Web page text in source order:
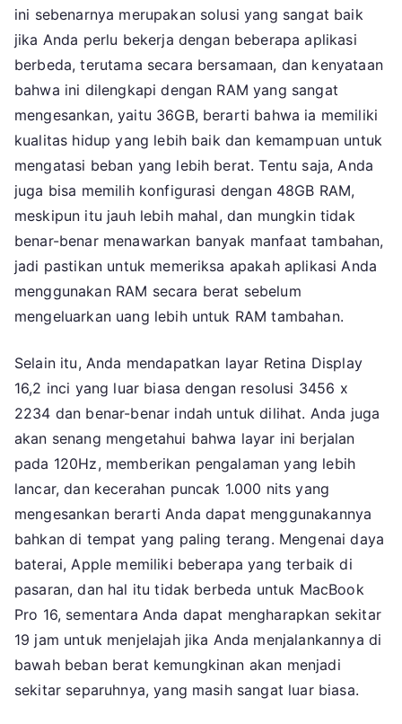
ini sebenarnya merupakan solusi yang sangat baik
jika Anda perlu bekerja dengan beberapa aplikasi
berbeda, terutama secara bersamaan, dan kenyataan
bahwa ini dilengkapi dengan RAM yang sangat
mengesankan, yaitu 36GB, berarti bahwa ia memiliki
kualitas hidup yang lebih baik dan kemampuan untuk
mengatasi beban yang lebih berat. Tentu saja, Anda
juga bisa memilih konfigurasi dengan 48GB RAM,
meskipun itu jauh lebih mahal, dan mungkin tidak
benar-benar menawarkan banyak manfaat tambahan,
jadi pastikan untuk memeriksa apakah aplikasi Anda
menggunakan RAM secara berat sebelum
mengeluarkan uang lebih untuk RAM tambahan.
Selain itu, Anda mendapatkan layar Retina Display
16,2 inci yang luar biasa dengan resolusi 3456 x
2234 dan benar-benar indah untuk dilihat. Anda juga
akan senang mengetahui bahwa layar ini berjalan
pada 120Hz, memberikan pengalaman yang lebih
lancar, dan kecerahan puncak 1.000 nits yang
mengesankan berarti Anda dapat menggunakannya
bahkan di tempat yang paling terang. Mengenai daya
baterai, Apple memiliki beberapa yang terbaik di
pasaran, dan hal itu tidak berbeda untuk MacBook
Pro 16, sementara Anda dapat mengharapkan sekitar
19 jam untuk menjelajah jika Anda menjalankannya di
bawah beban berat kemungkinan akan menjadi
sekitar separuhnya, yang masih sangat luar biasa.